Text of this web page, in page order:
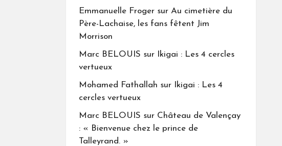
Emmanuelle Frogersur Au cimetière du
Père-Lachaise, les fans fêtent Jim
Morrison
Marc BELOUIS sur
Ikigai : Les 4 cercles
vertueux
Mohamed Fathallah sur
Ikigai : Les 4
cercles vertueux
Marc BELOUIS sur Château de Valençay
: « Bienvenue chez le prince de
Talleyrand. »